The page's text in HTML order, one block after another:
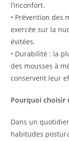
l’inconfort.
• Prévention des
exercée sur la
évitées.
• Durabilité : la
des mousses à
conservent leur
Pourquoi choisir
Dans un
habitudes